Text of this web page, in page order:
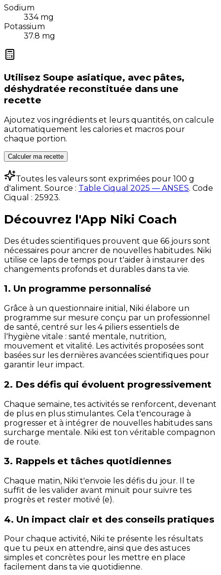
Sodium
334 mg
Potassium
37.8 mg
Utilisez Soupe asiatique, avec pâtes,
déshydratée reconstituée dans une
recette
Ajoutez vos ingrédients et leurs quantités, on calcule
automatiquement les calories et macros pour
chaque portion.
Calculer ma recette
Toutes les valeurs sont exprimées pour 100 g
d'aliment. Source : Table Ciqual 2025 — ANSES. Code
Ciqual : 25923.
Découvrez l'App Niki Coach
Des études scientifiques prouvent que 66 jours sont
nécessaires pour ancrer de nouvelles habitudes. Niki
utilise ce laps de temps pour t'aider à instaurer des
changements profonds et durables dans ta vie.
1. Un programme personnalisé
Grâce à un questionnaire initial, Niki élabore un
programme sur mesure conçu par un professionnel
de santé, centré sur les 4 piliers essentiels de
l'hygiène vitale : santé mentale, nutrition,
mouvement et vitalité. Les activités proposées sont
basées sur les dernières avancées scientifiques pour
garantir leur impact.
2. Des défis qui évoluent progressivement
Chaque semaine, tes activités se renforcent, devenant
de plus en plus stimulantes. Cela t'encourage à
progresser et à intégrer de nouvelles habitudes sans
surcharge mentale. Niki est ton véritable compagnon
de route.
3. Rappels et tâches quotidiennes
Chaque matin, Niki t'envoie les défis du jour. Il te
suffit de les valider avant minuit pour suivre tes
progrès et rester motivé (e).
4. Un impact clair et des conseils pratiques
Pour chaque activité, Niki te présente les résultats
que tu peux en attendre, ainsi que des astuces
simples et concrètes pour les mettre en place
facilement dans ta vie quotidienne.